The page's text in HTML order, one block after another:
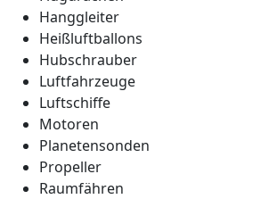
Hanggleiter
Heißluftballons
Hubschrauber
Luftfahrzeuge
Luftschiffe
Motoren
Planetensonden
Propeller
Raumfähren